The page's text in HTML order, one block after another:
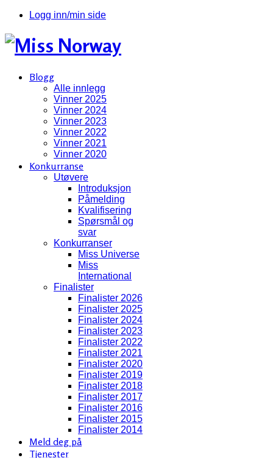
Logg inn/min side
Blogg
Alle innlegg
Vinner 2025
Vinner 2024
Vinner 2023
Vinner 2022
Vinner 2021
Vinner 2020
Konkurranse
Utøvere
Introduksjon
Påmelding
Kvalifisering
Spørsmål og
svar
Konkurranser
Miss Universe
Miss
International
Finalister
Finalister 2026
Finalister 2025
Finalister 2024
Finalister 2023
Finalister 2022
Finalister 2021
Finalister 2020
Finalister 2019
Finalister 2018
Finalister 2017
Finalister 2016
Finalister 2015
Finalister 2014
Meld deg på
Tjenester